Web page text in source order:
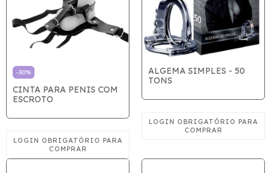
-30%
CINTA PARA PENIS COM
ESCROTO
ALGEMA SIMPLES - 50
TONS